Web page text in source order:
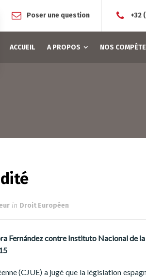
Poser une question +32
ACCUEIL A PROPOS NOS
in Droit Européen
Fernández contre Instituto Nacional de
(CJUE) a jugé que la législation